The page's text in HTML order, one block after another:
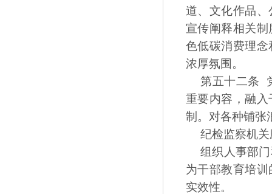
道、文化作品
宣传阐释相关
色低碳消费理
浓厚氛围。
第五十二条
重要内容，融
制。对各种铺张
纪检监察机
组织人事部
为干部教育培
实效性。